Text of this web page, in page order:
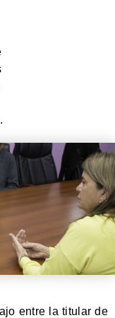
entre la titular de